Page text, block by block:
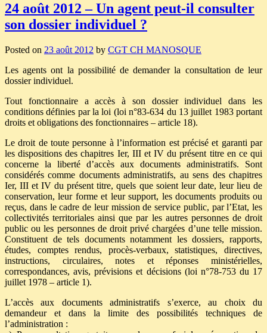
24 août 2012 – Un agent peut-il consulter
son dossier individuel ?
Posted on 23 août 2012 by CGT CH MANOSQUE
Les agents ont la possibilité de demander la consultation de leur
dossier individuel.
Tout fonctionnaire a accès à son dossier individuel dans les
conditions définies par la loi (loi n°83-634 du 13 juillet 1983 portant
droits et obligations des fonctionnaires – article 18).
Le droit de toute personne à l’information est précisé et garanti par
les dispositions des chapitres Ier, III et IV du présent titre en ce qui
concerne la liberté d’accès aux documents administratifs. Sont
considérés comme documents administratifs, au sens des chapitres
Ier, III et IV du présent titre, quels que soient leur date, leur lieu de
conservation, leur forme et leur support, les documents produits ou
reçus, dans le cadre de leur mission de service public, par l’Etat, les
collectivités territoriales ainsi que par les autres personnes de droit
public ou les personnes de droit privé chargées d’une telle mission.
Constituent de tels documents notamment les dossiers, rapports,
études, comptes rendus, procès-verbaux, statistiques, directives,
instructions, circulaires, notes et réponses ministérielles,
correspondances, avis, prévisions et décisions (loi n°78-753 du 17
juillet 1978 – article 1).
L’accès aux documents administratifs s’exerce, au choix du
demandeur et dans la limite des possibilités techniques de
l’administration :